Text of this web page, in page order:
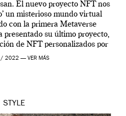
El nuevo proyecto NFT nos
un misterioso mundo virtual
con la primera Metaverse
presentado su último proyecto,
de NFT personalizados por
creativo de la casa italiana
/ 2022 — VER MÁS
STYLE